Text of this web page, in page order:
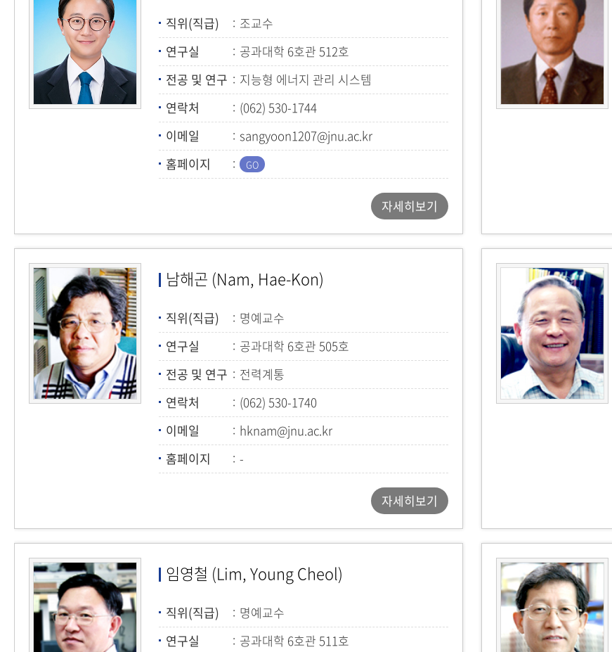
직위(직급)
조교수
연구실
공과대학 6호관 512호
전공 및 연구
지능형 에너지 관리 시스템
연락처
(062) 530-1744
이메일
sangyoon1207@jnu.ac.kr
홈페이지
자세히보기
남해곤 (Nam, Hae-Kon)
직위(직급)
명예교수
연구실
공과대학 6호관 505호
전공 및 연구
전력계통
연락처
(062) 530-1740
이메일
hknam@jnu.ac.kr
홈페이지
-
자세히보기
임영철 (Lim, Young Cheol)
직위(직급)
명예교수
연구실
공과대학 6호관 511호